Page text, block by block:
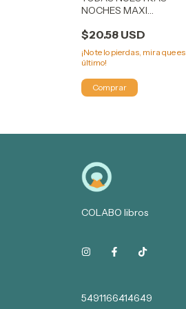
NOCHES MAXI
$20.58 USD
¡No te lo pierdas, mira que es
último!
COLABO libros
5491166414649